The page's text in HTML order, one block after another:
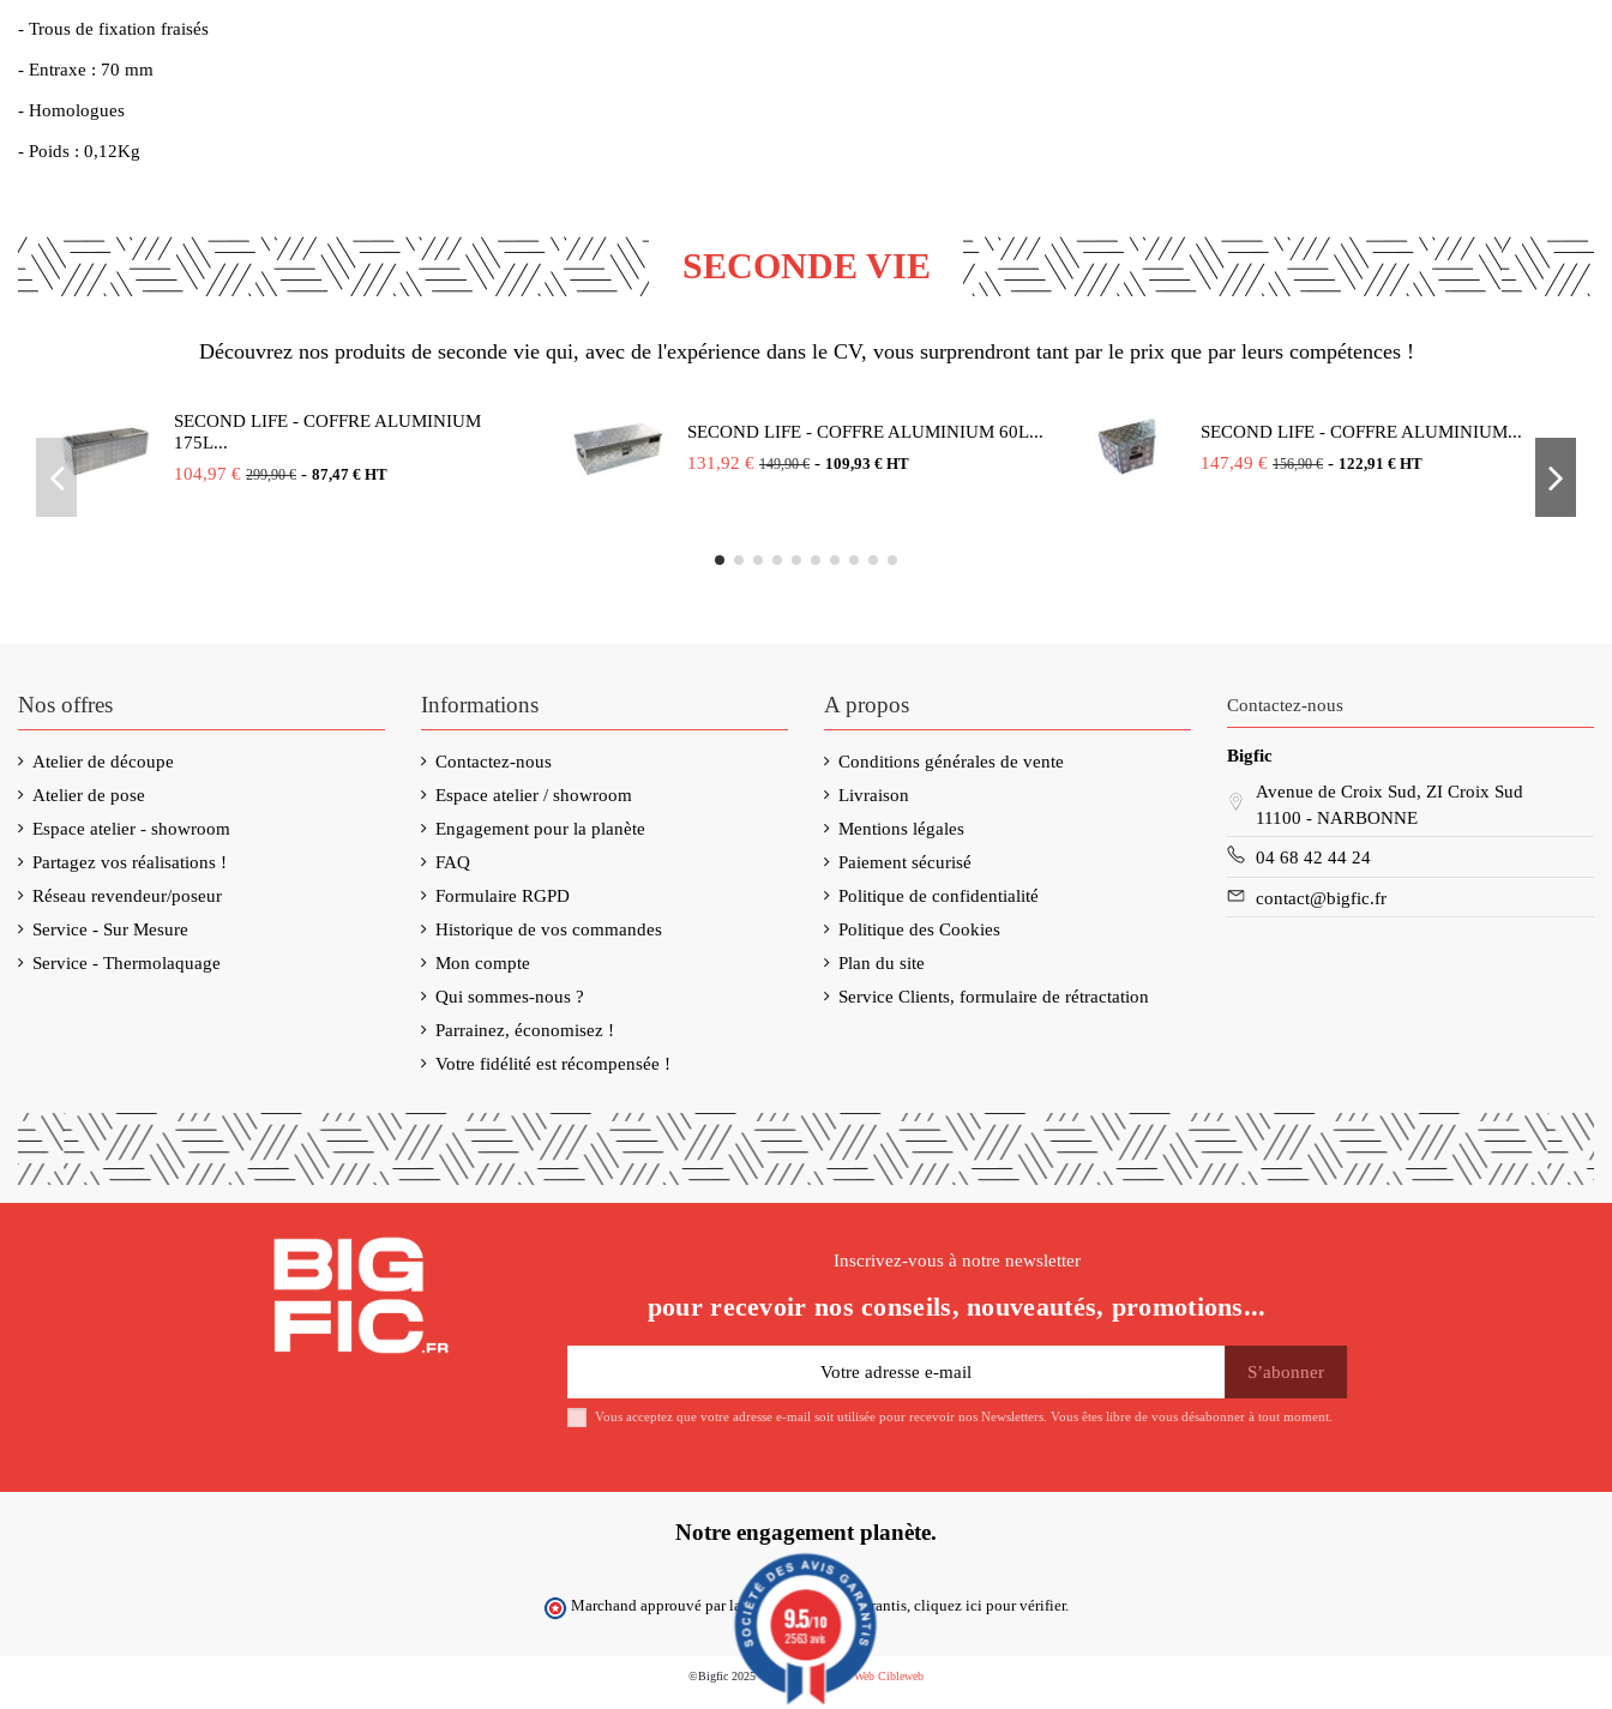
- Trous de fixation fraisés
- Entraxe : 70 mm
- Homologues
- Poids : 0,12Kg
SECONDE VIE
Découvrez nos produits de seconde vie qui, avec de l'expérience dans le CV, vous surprendront tant par le prix que par leurs compétences !
SECOND LIFE - COFFRE ALUMINIUM
175L...
104,97 € 299,90 € - 87,47 € HT
SECOND LIFE - COFFRE ALUMINIUM 60L...
131,92 € 149,90 € - 109,93 € HT
SECOND LIFE - COFFRE ALUMINIUM...
147,49 € 156,90 € - 122,91 € HT
Nos offres
Atelier de découpe
Atelier de pose
Espace atelier - showroom
Partagez vos réalisations !
Réseau revendeur/poseur
Service - Sur Mesure
Service - Thermolaquage
Informations
Contactez-nous
Espace atelier / showroom
Engagement pour la planète
FAQ
Formulaire RGPD
Historique de vos commandes
Mon compte
Qui sommes-nous ?
Parrainez, économisez !
Votre fidélité est récompensée !
A propos
Conditions générales de vente
Livraison
Mentions légales
Paiement sécurisé
Politique de confidentialité
Politique des Cookies
Plan du site
Service Clients, formulaire de rétractation
Contactez-nous
Bigfic
Avenue de Croix Sud, ZI Croix Sud
11100 - NARBONNE
04 68 42 44 24
contact@bigfic.fr
Inscrivez-vous à notre newsletter
pour recevoir nos conseils, nouveautés, promotions...
Vous acceptez que votre adresse e-mail soit utilisée pour recevoir nos Newsletters. Vous êtes libre de vous désabonner à tout moment.
Notre engagement planète.
Marchand approuvé par la Société des Avis Garantis, cliquez ici pour vérifier.
©Bigfic 2025 - Créé par l' Agence Web Cibleweb
9.5/10
2563 avis